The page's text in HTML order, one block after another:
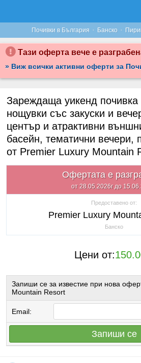
Почивки в България · Банско ·
Тази оферта вече е
» Виж всички активни оферти за
Зареждаща уикенд почивка
нощувки със закуски и
център и атрактивни
басейн, тематични вечери,
от Premier Luxury Mountain
Офертата е
от 28.05.2026г до
Предоставено от:
Premier Luxury
Банско
Цени от:
Запиши се за известие при нова
Mountain Resort
Email:
Запиши се